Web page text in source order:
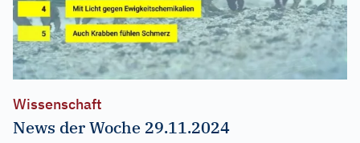
Wissenschaft
News der Woche 29.11.2024